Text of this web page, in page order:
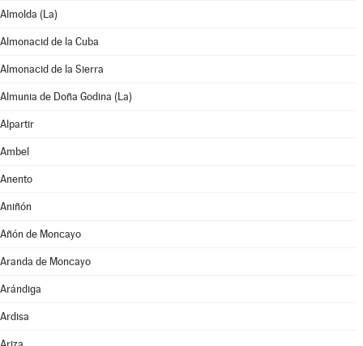
Almolda (La)
Almonacid de la Cuba
Almonacid de la Sierra
Almunia de Doña Godina (La)
Alpartir
Ambel
Anento
Aniñón
Añón de Moncayo
Aranda de Moncayo
Arándiga
Ardisa